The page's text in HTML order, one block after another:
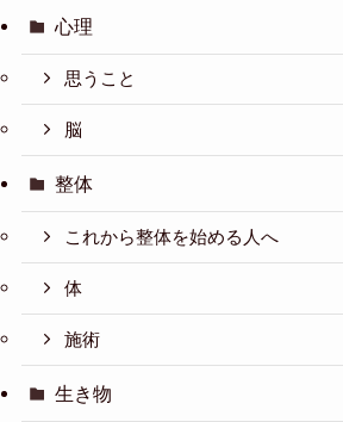
心理
思うこと
脳
整体
これから整体を始める人へ
体
施術
生き物